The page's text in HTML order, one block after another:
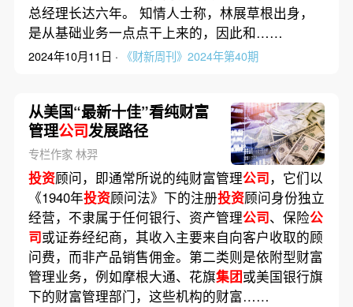
总经理长达六年。 知情人士称，林展草根出身，
是从基础业务一点点干上来的，因此和……
2024年10月11日 · 《财新周刊》2024年第40期
从美国“最新十佳”看纯财富
管理公司发展路径
专栏作家 林羿
投资顾问，即通常所说的纯财富管理公司，它们以
《1940年投资顾问法》下的注册投资顾问身份独立
经营，不隶属于任何银行、资产管理公司、保险公
司或证券经纪商，其收入主要来自向客户收取的顾
问费，而非产品销售佣金。第二类则是依附型财富
管理业务，例如摩根大通、花旗集团或美国银行旗
下的财富管理部门，这些机构的财富……